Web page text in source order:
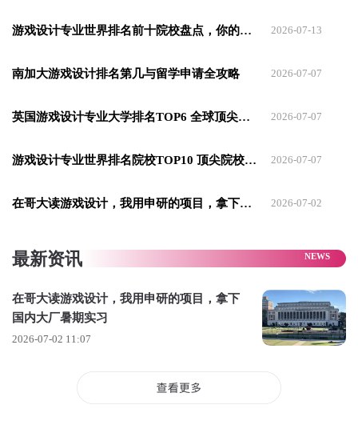
可只要走出校园，西侧哈德逊河滨公园、东南侧中央公园瞬间
有各类才艺表演。一紧一松的环境，刚好中和了高强度学习带
游戏设计专业世界排名前十院校盘点，你的梦想起航地 2026-07-13
南加大游戏设计排名第几与留学申请全攻略 2026-07-07
英国游戏设计专业大学排名TOP6 全球顶尖的存在 2026-07-07
游戏设计专业世界排名院校TOP10 顶尖院校深度解析 2026-07-07
在哥大读游戏设计，我用申研的项目，拿下国内大厂暑期实习 2026-07-02
最新资讯
在哥大读游戏设计，我用申研的项目，拿下
国内大厂暑期实习
2026-07-02 11:07